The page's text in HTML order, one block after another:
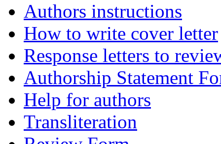
Authors instructions
How to write cover letter
Response letters to
Authorship Statement
Help for authors
Transliteration